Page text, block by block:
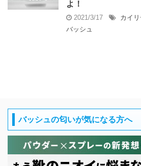
よ！
2021/3/17 カイリ
バッシュ
バッシュの匂いが気になる方へ